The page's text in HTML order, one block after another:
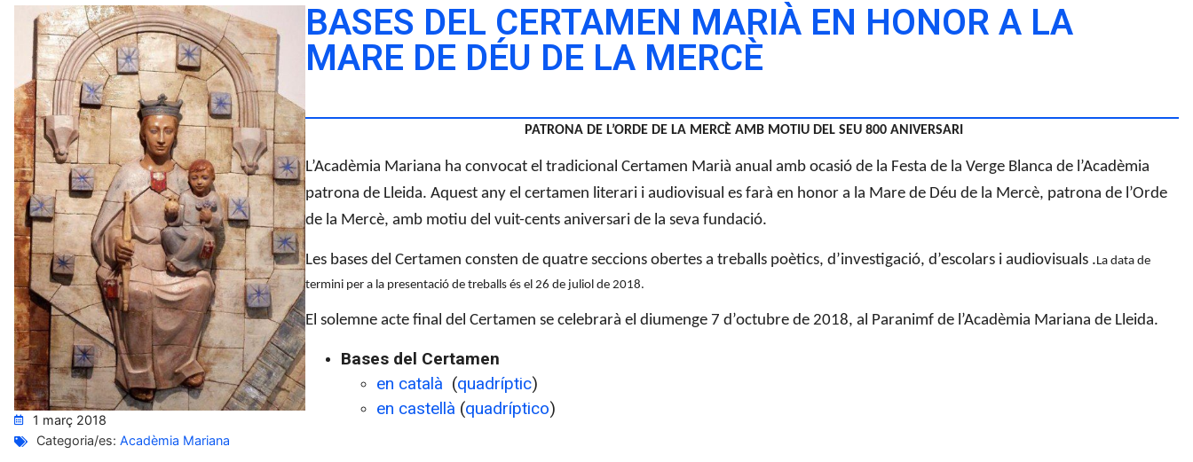
1 març 2018
Categoria/es: Acadèmia Mariana
BASES DEL CERTAMEN MARIÀ EN HONOR A LA
MARE DE DÉU DE LA MERCÈ
PATRONA DE L’ORDE DE LA MERCÈ AMB MOTIU DEL SEU 800 ANIVERSARI
L’Acadèmia Mariana ha convocat el tradicional Certamen Marià anual amb ocasió de la Festa de la Verge Blanca de l’Acadèmia
patrona de Lleida. Aquest any el certamen literari i audiovisual es farà en honor a la Mare de Déu de la Mercè, patrona de l’Orde
de la Mercè, amb motiu del vuit-cents aniversari de la seva fundació.
Les bases del Certamen consten de quatre seccions obertes a treballs poètics, d’investigació, d’escolars i audiovisuals .La data de
termini per a la presentació de treballs és el 26 de juliol de 2018.
El solemne acte final del Certamen se celebrarà el diumenge 7 d’octubre de 2018, al Paranimf de l’Acadèmia Mariana de Lleida.
Bases del Certamen
en català (quadríptic)
en castellà (quadríptico)